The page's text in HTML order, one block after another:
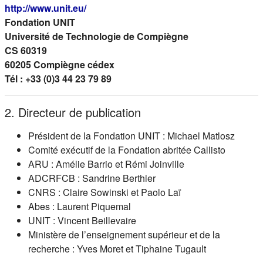
http://www.unit.eu/(s'ouvre dans un nouvel onglet)
Fondation UNIT
Université de Technologie de Compiègne
CS 60319
60205 Compiègne cédex
Tél : +33 (0)3 44 23 79 89
2. Directeur de publication
Président de la Fondation UNIT : Michael Matlosz
Comité exécutif de la Fondation abritée Callisto
ARU : Amélie Barrio et Rémi Joinville
ADCRFCB : Sandrine Berthier
CNRS : Claire Sowinski et Paolo Laï
Abes : Laurent Piquemal
UNIT : Vincent Beillevaire
Ministère de l’enseignement supérieur et de la
recherche : Yves Moret et Tiphaine Tugault